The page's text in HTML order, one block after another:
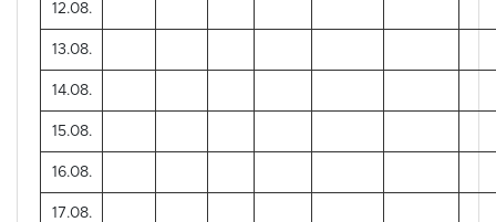
12.08.
13.08.
14.08.
15.08.
16.08.
17.08.